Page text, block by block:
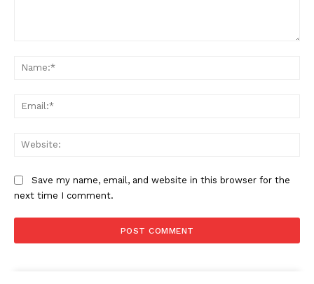
Save my name, email, and website in this browser for the
next time I comment.